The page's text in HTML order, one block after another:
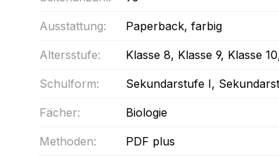
Ausstattung: Paperback, farbig
Altersstufe: Klasse 8, Klasse 9, Klasse 10
Schulform: Sekundarstufe I,
Fächer: Biologie
Methoden: PDF plus